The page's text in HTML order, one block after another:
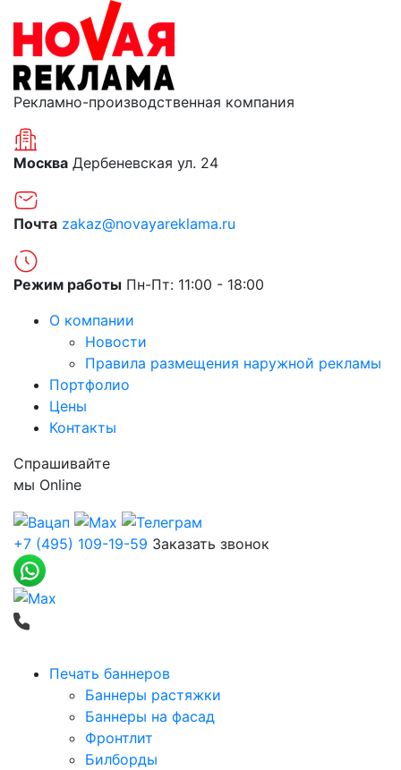
Рекламно-производственная компания
Москва Дербеневская ул. 24
Почта zakaz@novayareklama.ru
Режим работы Пн-Пт: 11:00 - 18:00
О компании
Новости
Правила размещения наружной рекламы
Портфолио
Цены
Контакты
Спрашивайте
мы Online
+7 (495) 109-19-59 Заказать звонок
Печать баннеров
Баннеры растяжки
Баннеры на фасад
Фронтлит
Билборды